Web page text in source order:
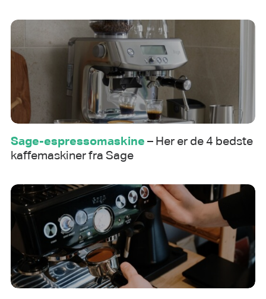
Sage-espressomaskine – Her er de 4 bedste
kaffemaskiner fra Sage